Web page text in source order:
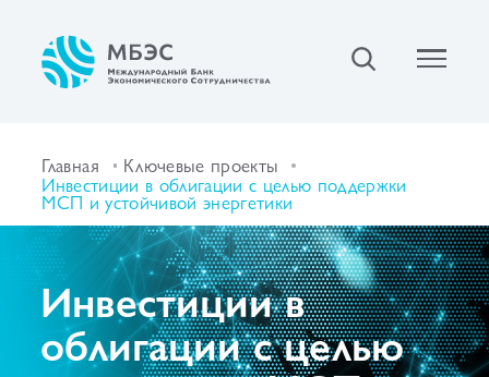
Главная Ключевые проекты
Инвестиции в облигации с целью поддержки
МСП и устойчивой энергетики
Инвестиции в
облигации с целью